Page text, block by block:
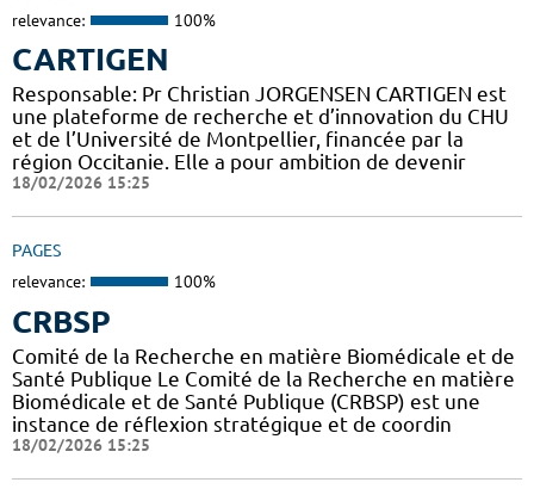
relevance: 100%
CARTIGEN
Responsable: Pr Christian JORGENSEN CARTIGEN est
une plateforme de recherche et d’innovation du CHU
et de l’Université de Montpellier, financée par la
région Occitanie. Elle a pour ambition de devenir
18/02/2026 15:25
PAGES
relevance: 100%
CRBSP
Comité de la Recherche en matière Biomédicale et de
Santé Publique Le Comité de la Recherche en matière
Biomédicale et de Santé Publique (CRBSP) est une
instance de réflexion stratégique et de coordin
18/02/2026 15:25